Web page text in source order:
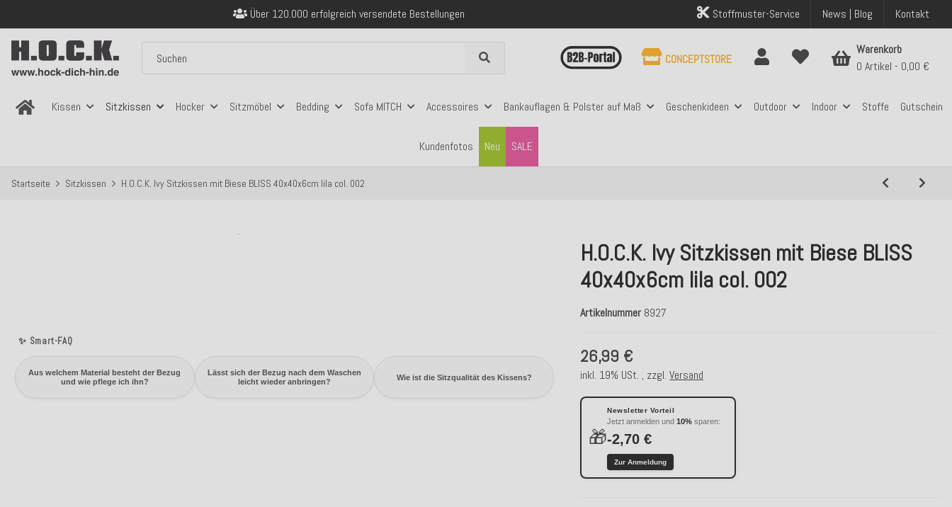
Sicher bezahlen mit Klarna, PayPal & Amazon Pay
Stoffmuster-Service News | Blog Kontakt
Kissen Sitzkissen Hocker Sitzmöbel Bedding Sofa MITCH Accessoires Bankauflagen & Polster auf Maß Geschenkideen Outdoor Indoor Stoffe Gutschein
Kundenfotos SALE
Neu
CONCEPTSTORE
Warenkorb
0 Artikel
0,00 €
Startseite Sitzkissen H.O.C.K. Ivy Sitzkissen mit Biese BLISS 40x40x6cm lila col. 002
✨ Smart-FAQ
Aus welchem Material besteht der Bezug
und wie pflege ich ihn?
Lässt sich der Bezug nach dem Waschen
leicht wieder anbringen?
Wie ist die Sitzqualität des Kissens?
H.O.C.K. Ivy Sitzkissen mit Biese BLISS
40x40x6cm lila col. 002
Artikelnummer 8927
26,99 €
inkl. 19% USt. , zzgl.Versand
🎁
Newsletter Vorteil
Jetzt anmelden und10% sparen:
-2,70 €
Zur Anmeldung